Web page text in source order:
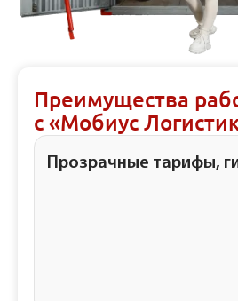
Преимущества
с «Мобиус
Прозрачные тарифы,